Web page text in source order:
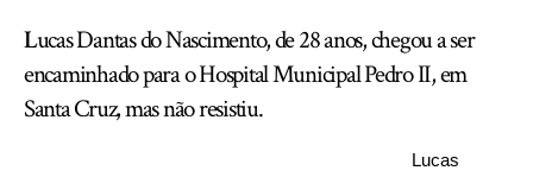
Lucas Dantas do Nascimento, de 28 anos, chegou a ser
encaminhado para o Hospital Municipal Pedro II, em
Santa Cruz, mas não resistiu.
Lucas